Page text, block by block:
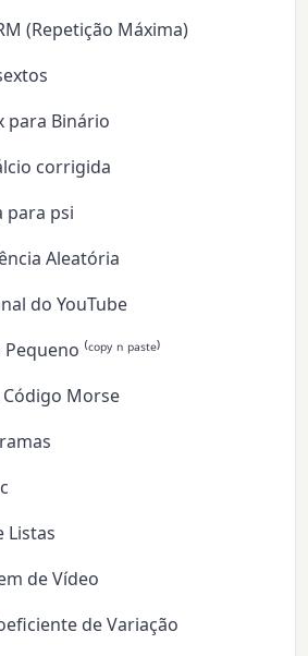
(Repetição Máxima)
para Binário
corrigida
para psi
Aleatória
do YouTube
⁽ᶜᵒᵖʸ ⁿ ᵖᵃˢᵗᵉ⁾
Morse
Listas
de Vídeo
de Variação